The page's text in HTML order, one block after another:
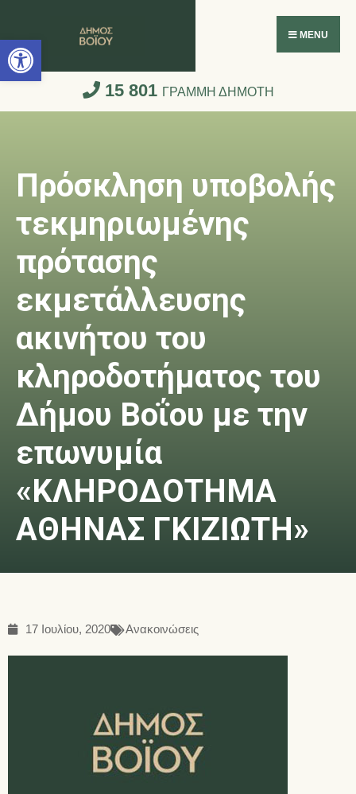
Ανοίξτε τη γραμμή εργαλείων
MENU
15 801 ΓΡΑΜΜΗ ΔΗΜΟΤΗ
Πρόσκληση υποβολής
τεκμηριωμένης
πρότασης
εκμετάλλευσης
ακινήτου του
κληροδοτήματος του
Δήμου Βοΐου με την
επωνυμία
«ΚΛΗΡΟΔΟΤΗΜΑ
ΑΘΗΝΑΣ ΓΚΙΖΙΩΤΗ»
17 Ιουλίου, 2020 Ανακοινώσεις